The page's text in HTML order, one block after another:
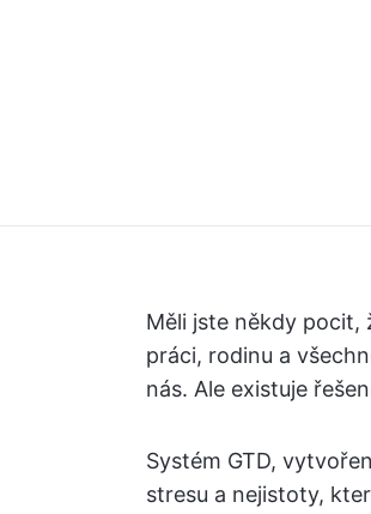
Měli jste někdy pocit,
práci, rodinu a
nás. Ale existuje
Systém GTD,
stresu a nejistoty,